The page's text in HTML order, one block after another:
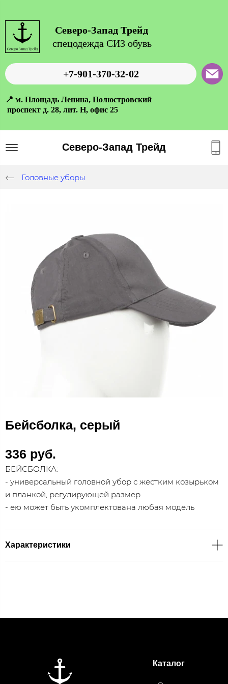
Северо-Запад Трейд
спецодежда СИЗ обувь
+7-901-370-32-02
📍 м. Площадь Ленина, Полюстровский
проспект д. 28, лит. Н, офис 25
Северо-Запад Трейд
Головные уборы
Бейсболка, серый
336 руб.
БЕЙСБОЛКА:
- универсальный головной убор с жестким козырьком
и планкой, регулирующей размер
- ею может быть укомплектована любая модель
Характеристики
Каталог